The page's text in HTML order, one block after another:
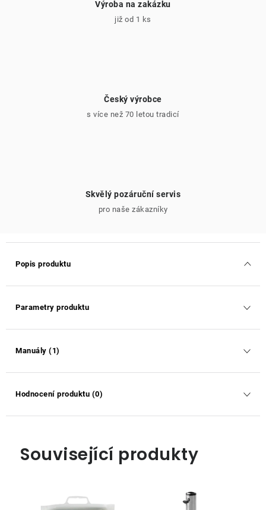
Výroba na zakázku
již od 1 ks
Český výrobce
s více než 70 letou tradicí
Skvělý pozáruční servis
pro naše zákazníky
Popis produktu
Parametry produktu
Manuály (1)
Hodnocení produktu (0)
Související produkty